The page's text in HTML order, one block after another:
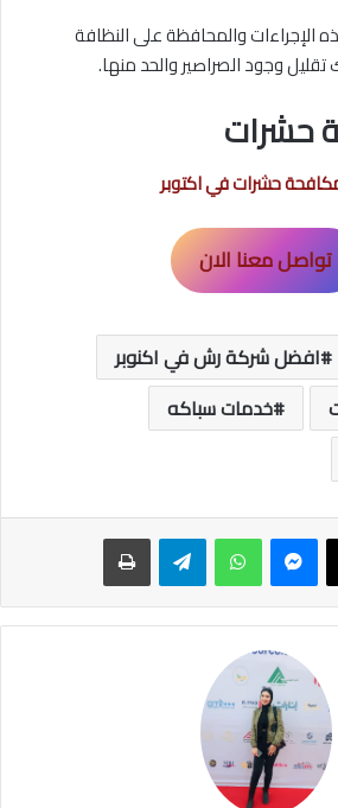
الإجراءات والمحافظة على النظافة
تقليل وجود الصراصير والحد منها.
حشرات
حشرات في اكتوبر
تواصل معنا الان
افضل شركة رش في اكنوبر
خدمات سباكه
ماسنجر واتساب تيلقرام طباعة